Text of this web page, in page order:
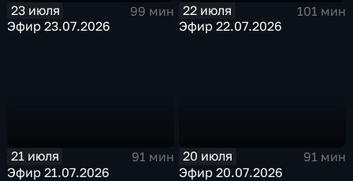
23 июля
99 мин
Эфир 23.07.2026
22 июля
101 мин
Эфир 22.07.2026
21 июля
91 мин
Эфир 21.07.2026
20 июля
91 мин
Эфир 20.07.2026